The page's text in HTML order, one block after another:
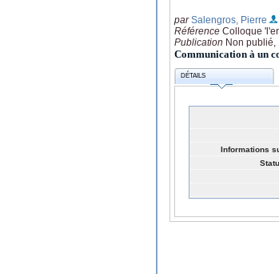
parSalengros, Pierre
Référence Colloque
Publication Non publié,
Communication à un
DÉTAILS
Informations